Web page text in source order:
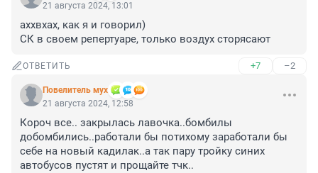
21 августа 2024, 13:01
аххвхах, как я и говорил)
СК в своем репертуаре, только воздух сторясают
ОТВЕТИТЬ +7 –2
Повелитель мух
21 августа 2024, 12:58
Короч все.. закрылась лавочка..бомбилы
добомбились..работали бы потихому заработали бы
себе на новый кадилак..а так пару тройку синих
автобусов пустят и прощайте тчк..